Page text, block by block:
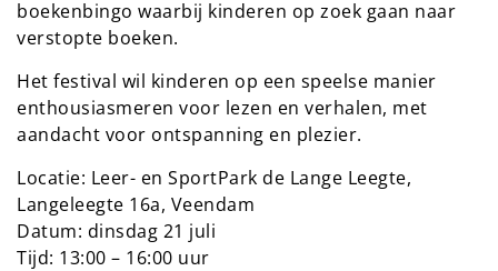
boekenbingo waarbij kinderen op zoek gaan naar
verstopte boeken.
Het festival wil kinderen op een speelse manier
enthousiasmeren voor lezen en verhalen, met
aandacht voor ontspanning en plezier.
Locatie: Leer- en SportPark de Lange Leegte,
Langeleegte 16a, Veendam
Datum: dinsdag 21 juli
Tijd: 13:00 – 16:00 uur